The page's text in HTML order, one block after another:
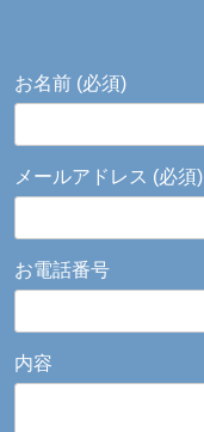
お名前 (必須)
メールアドレス (必須)
お電話番号
内容